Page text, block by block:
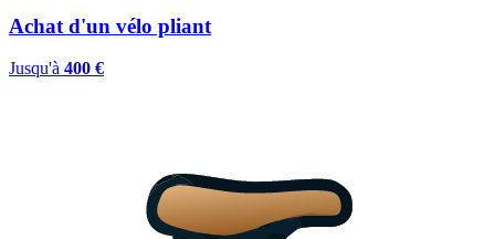
Achat d'un vélo pliant
Jusqu'à 400 €